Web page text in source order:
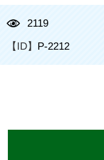
2119
【ID】 P-2212